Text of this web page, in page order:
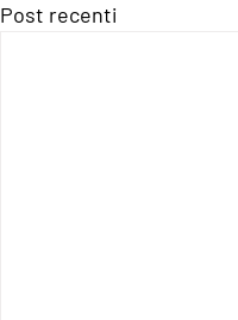
Post recenti